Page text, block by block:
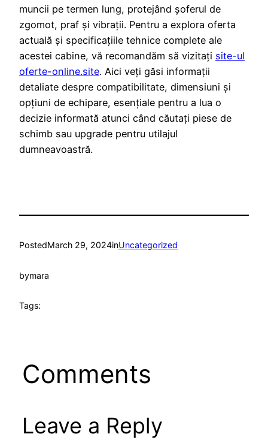
muncii pe termen lung, protejând șoferul de
zgomot, praf și vibrații. Pentru a explora oferta
actuală și specificațiile tehnice complete ale
acestei cabine, vă recomandăm să vizitați site-ul
oferte-online.site. Aici veți găsi informații
detaliate despre compatibilitate, dimensiuni și
opțiuni de echipare, esențiale pentru a lua o
decizie informată atunci când căutați piese de
schimb sau upgrade pentru utilajul
dumneavoastră.
PostedMarch 29, 2024inUncategorized
bymara
Tags:
Comments
Leave a Reply